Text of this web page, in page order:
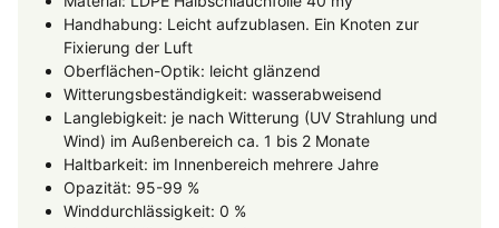
Handhabung: Leicht aufzublasen. Ein Knoten zur
Fixierung der Luft
Oberflächen-Optik: leicht glänzend
Witterungsbeständigkeit: wasserabweisend
Langlebigkeit: je nach Witterung (UV Strahlung und
Wind) im Außenbereich ca. 1 bis 2 Monate
Haltbarkeit: im Innenbereich mehrere Jahre
Opazität: 95-99 %
Winddurchlässigkeit: 0 %